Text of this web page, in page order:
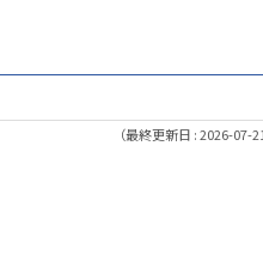
（最終更新日 : 2026-07-